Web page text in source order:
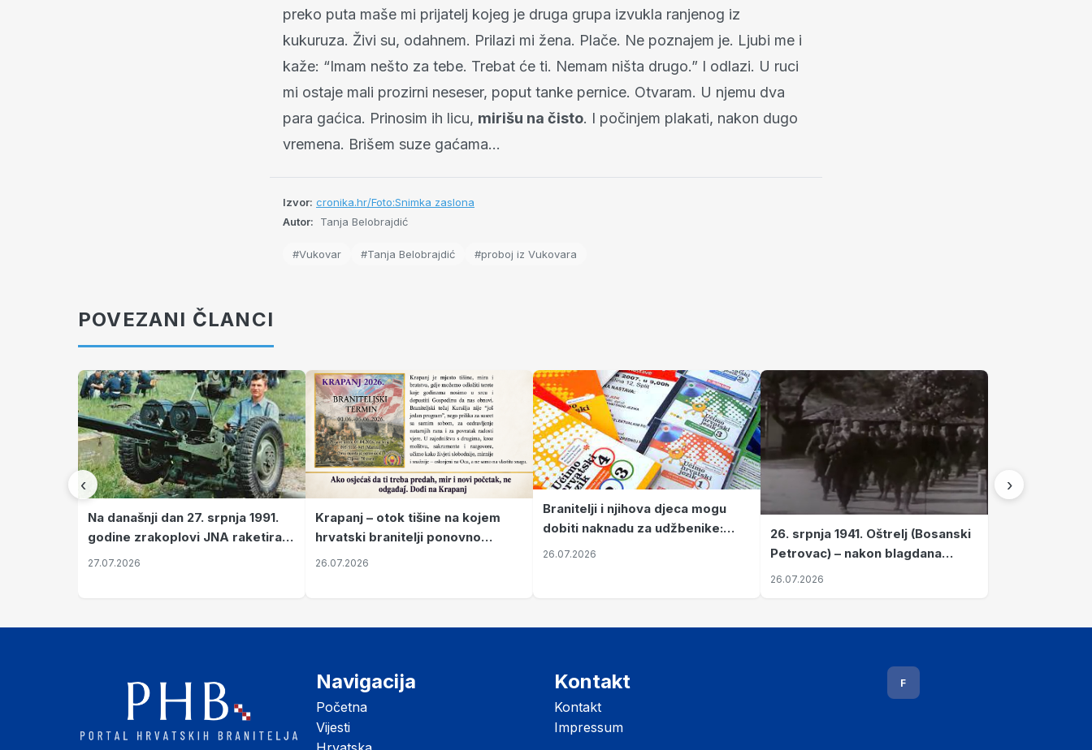
preko puta maše mi prijatelj kojeg je druga grupa izvukla ranjenog iz
kukuruza. Živi su, odahnem. Prilazi mi žena. Plače. Ne poznajem je. Ljubi me i
kaže: “Imam nešto za tebe. Trebat će ti. Nemam ništa drugo.” I odlazi. U ruci
mi ostaje mali prozirni neseser, poput tanke pernice. Otvaram. U njemu dva
para gaćica. Prinosim ih licu, mirišu na čisto. I počinjem plakati, nakon dugo
vremena. Brišem suze gaćama…
Izvor: cronika.hr/Foto:Snimka zaslona
Autor:
Tanja Belobrajdić
#Vukovar #Tanja Belobrajdić #proboj iz Vukovara
POVEZANI ČLANCI
‹
Na današnji dan 27. srpnja 1991.
godine zrakoplovi JNA raketirali
su vojarnu i obučni centar "Nikola
27.07.2026
Krapanj – otok tišine na kojem
hrvatski branitelji ponovno
pronalaze mir
26.07.2026
Branitelji i njihova djeca mogu
dobiti naknadu za udžbenike:
zahtjevi se podnose do 31.
26.07.2026
26. srpnja 1941. Oštrelj (Bosanski
Petrovac) – nakon blagdana
Svete Ane izvršen napad srpskih
26.07.2026
›
Navigacija
Početna
Vijesti
Kontakt
Kontakt
Impressum
F